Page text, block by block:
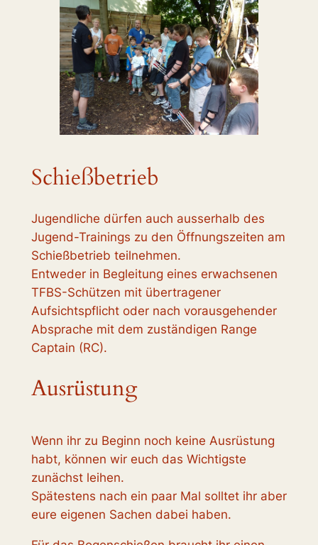
Schießbetrieb
Jugendliche dürfen auch ausserhalb des
Jugend-Trainings zu den Öffnungszeiten am
Schießbetrieb teilnehmen.
Entweder in Begleitung eines erwachsenen
TFBS-Schützen mit übertragener
Aufsichtspflicht oder nach vorausgehender
Absprache mit dem zuständigen Range
Captain (RC).
Ausrüstung
Wenn ihr zu Beginn noch keine Ausrüstung
habt, können wir euch das Wichtigste
zunächst leihen.
Spätestens nach ein paar Mal solltet ihr aber
eure eigenen Sachen dabei haben.